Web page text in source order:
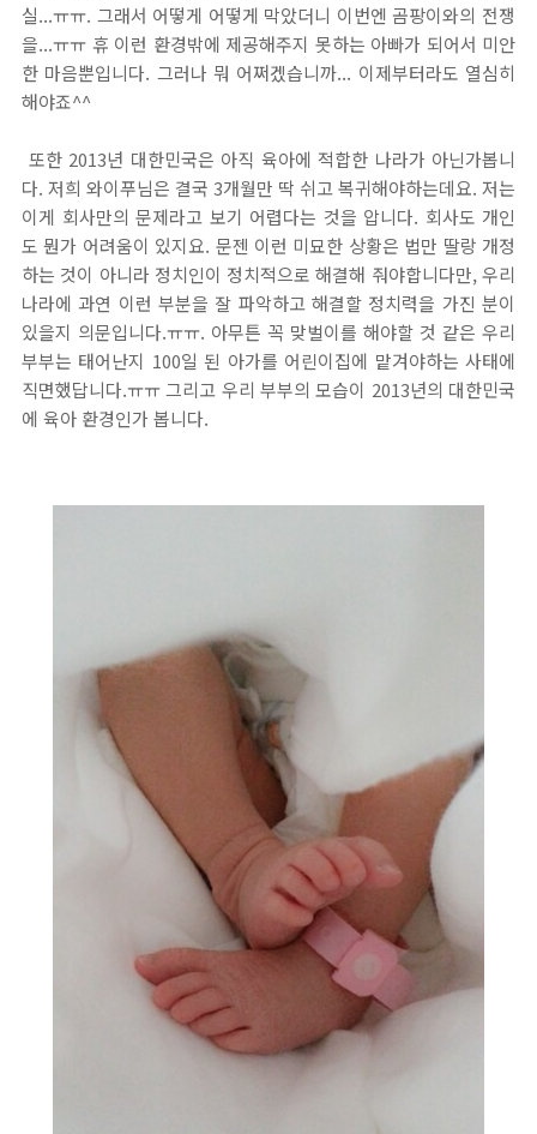
실...ㅠㅠ. 그래서 어떻게 어떻게 막았더니 이번엔 곰팡이와의 전쟁
을...ㅠㅠ 휴 이런 환경밖에 제공해주지 못하는 아빠가 되어서 미안
한 마음뿐입니다. 그러나 뭐 어쩌겠습니까... 이제부터라도 열심히
해야죠^^
또한 2013년 대한민국은 아직 육아에 적합한 나라가 아닌가봅니
다. 저희 와이푸님은 결국 3개월만 딱 쉬고 복귀해야하는데요. 저는
이게 회사만의 문제라고 보기 어렵다는 것을 압니다. 회사도 개인
도 뭔가 어려움이 있지요. 문젠 이런 미묘한 상황은 법만 딸랑 개정
하는 것이 아니라 정치인이 정치적으로 해결해 줘야합니다만, 우리
나라에 과연 이런 부분을 잘 파악하고 해결할 정치력을 가진 분이
있을지 의문입니다.ㅠㅠ. 아무튼 꼭 맞벌이를 해야할 것 같은 우리
부부는 태어난지 100일 된 아가를 어린이집에 맡겨야하는 사태에
직면했답니다.ㅠㅠ 그리고 우리 부부의 모습이 2013년의 대한민국
에 육아 환경인가 봅니다.